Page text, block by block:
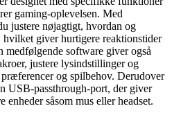
gaming-oplevelsen. Med
justere nøjagtigt, hvordan og
hvilket giver hurtigere reaktionstider
medfølgende software giver også
justere lysindstillinger og
præferencer og spilbehov. Derudover
USB-passthrough-port, der giver
såsom mus eller headset.